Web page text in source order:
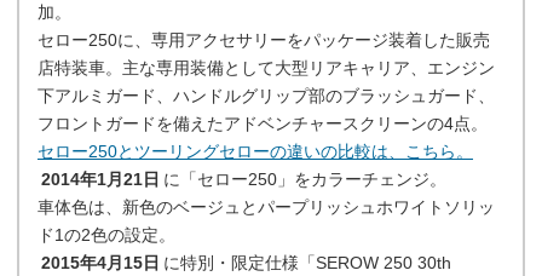
加。
セロー250に、専用アクセサリーをパッケージ装着した販売
店特装車。主な専用装備として大型リアキャリア、エンジン
下アルミガード、ハンドルグリップ部のブラッシュガード、
フロントガードを備えたアドベンチャースクリーンの4点。
セロー250とツーリングセローの違いの比較は、こちら。
2014年1月21日 に「セロー250」をカラーチェンジ。
車体色は、新色のベージュとパープリッシュホワイトソリッ
ド1の2色の設定。
2015年4月15日 に特別・限定仕様「SEROW 250 30th